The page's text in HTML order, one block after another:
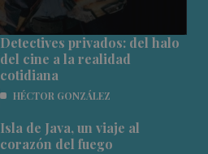
Detectives privados: del halo
del cine a la realidad
cotidiana
HÉCTOR GONZÁLEZ
Isla de Java, un viaje al
corazón del fuego